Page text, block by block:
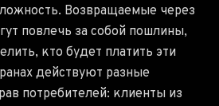
Возвращаемые через
повлечь за собой пошлины,
кто будет платить эти
действуют разные
потребителей: клиенты из